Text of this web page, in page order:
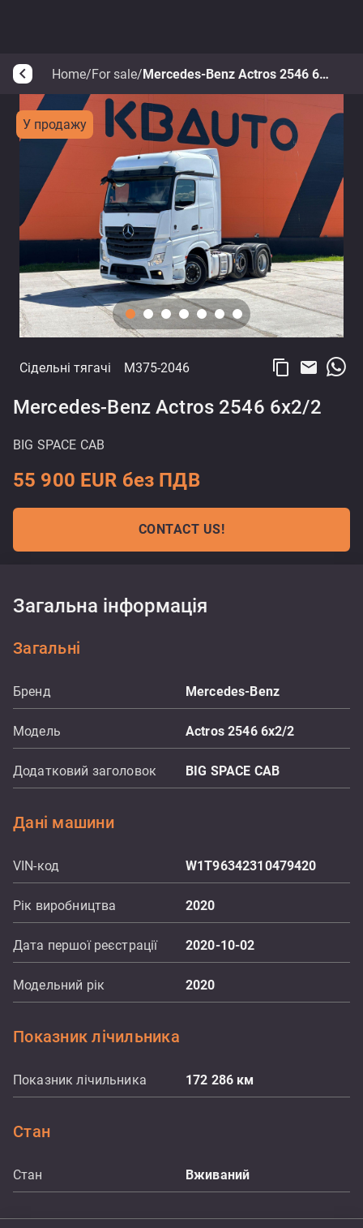
arrow_back_ios Home/For sale/ Mercedes-Benz Actros 2546 6x2/2
У продажу
Сідельні тягачі M375-2046 content_copy email
Mercedes-Benz Actros 2546 6x2/2
BIG SPACE CAB
55 900 EUR без ПДВ
CONTACT US!
Загальна інформація
Загальні
Бренд Mercedes-Benz
Модель Actros 2546 6x2/2
Додатковий заголовок BIG SPACE CAB
Дані машини
VIN-код W1T96342310479420
Рік виробництва 2020
Дата першої реєстрації 2020-10-02
Модельний рік 2020
Показник лічильника
Показник лічильника 172 286 км
Стан
Стан Вживаний